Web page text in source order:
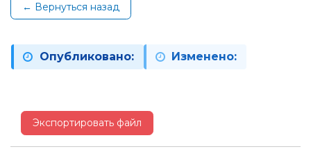
← Вернуться назад
Опубликовано: Изменено:
Экспортировать файл